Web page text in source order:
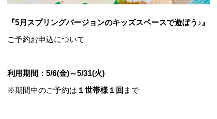
『5月スプリングバージョンのキッズスペースで遊ぼう♪』
ご予約お申込について
利用期間：5/6(金)～5/31(火)
※期間中のご予約は １世帯様１回 まで